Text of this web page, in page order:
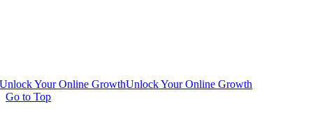
Unlock Your Online GrowthUnlock Your Online Growth
Go to Top